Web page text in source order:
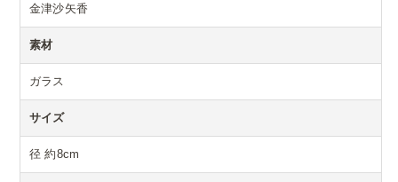
金津沙矢香
素材
ガラス
サイズ
径 約8cm